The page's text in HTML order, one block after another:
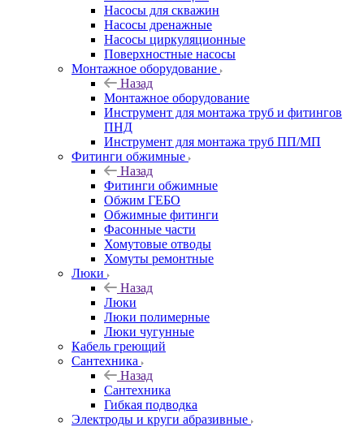
Насосы для скважин
Насосы дренажные
Насосы циркуляционные
Поверхностные насосы
Монтажное оборудование
Назад
Монтажное оборудование
Инструмент для монтажа труб и фитингов
ПНД
Инструмент для монтажа труб ПП/МП
Фитинги обжимные
Назад
Фитинги обжимные
Обжим ГЕБО
Обжимные фитинги
Фасонные части
Хомутовые отводы
Хомуты ремонтные
Люки
Назад
Люки
Люки полимерные
Люки чугунные
Кабель греющий
Сантехника
Назад
Сантехника
Гибкая подводка
Электроды и круги абразивные